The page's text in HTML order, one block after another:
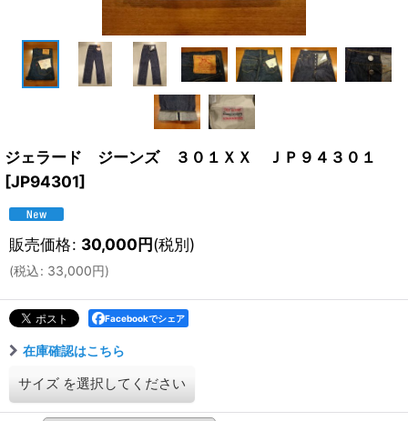
ジェラード ジーンズ ３０１ＸＸ ＪＰ９４３０１
[JP94301]
販売価格: 30,000円(税別)
(税込: 33,000円)
Facebookでシェア
在庫確認はこちら
サイズ を選択してください